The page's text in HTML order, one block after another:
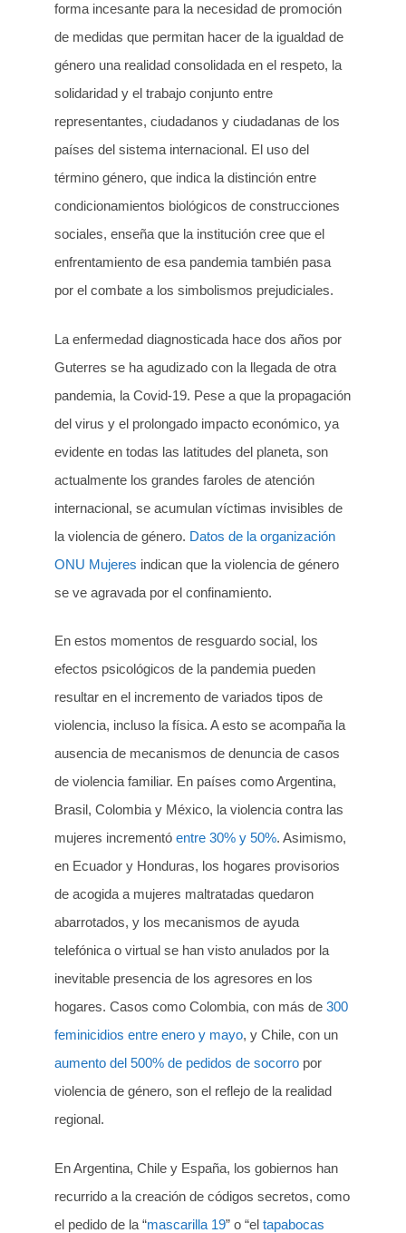
forma incesante para la necesidad de promoción
de medidas que permitan hacer de la igualdad de
género una realidad consolidada en el respeto, la
solidaridad y el trabajo conjunto entre
representantes, ciudadanos y ciudadanas de los
países del sistema internacional. El uso del
término género, que indica la distinción entre
condicionamientos biológicos de construcciones
sociales, enseña que la institución cree que el
enfrentamiento de esa pandemia también pasa
por el combate a los simbolismos prejudiciales.
La enfermedad diagnosticada hace dos años por
Guterres se ha agudizado con la llegada de otra
pandemia, la Covid-19. Pese a que la propagación
del virus y el prolongado impacto económico, ya
evidente en todas las latitudes del planeta, son
actualmente los grandes faroles de atención
internacional, se acumulan víctimas invisibles de
la violencia de género. Datos de la organización
ONU Mujeres indican que la violencia de género
se ve agravada por el confinamiento.
En estos momentos de resguardo social, los
efectos psicológicos de la pandemia pueden
resultar en el incremento de variados tipos de
violencia, incluso la física. A esto se acompaña la
ausencia de mecanismos de denuncia de casos
de violencia familiar. En países como Argentina,
Brasil, Colombia y México, la violencia contra las
mujeres incrementó entre 30% y 50%. Asimismo,
en Ecuador y Honduras, los hogares provisorios
de acogida a mujeres maltratadas quedaron
abarrotados, y los mecanismos de ayuda
telefónica o virtual se han visto anulados por la
inevitable presencia de los agresores en los
hogares. Casos como Colombia, con más de 300
feminicidios entre enero y mayo, y Chile, con un
aumento del 500% de pedidos de socorro por
violencia de género, son el reflejo de la realidad
regional.
En Argentina, Chile y España, los gobiernos han
recurrido a la creación de códigos secretos, como
el pedido de la “mascarilla 19” o “el tapabocas